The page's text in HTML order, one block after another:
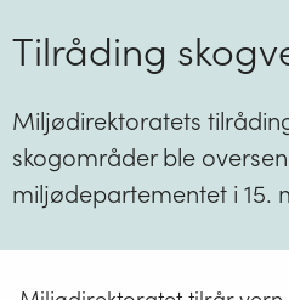
Tilråding
Miljødirektoratets
skogområder ble
miljødepartementet i 15.